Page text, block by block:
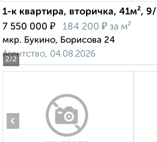
2/2
1-к квартира, вторичка, 41м²,
7 550 000 ₽ 184 200 ₽ за м²
мкр. Букино, Борисова 24
Агентство, 04.08.2026
‹